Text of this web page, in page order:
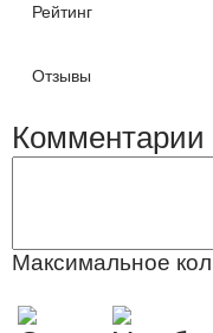
Рейтинг
Отзывы
Комментарии
Максимальное